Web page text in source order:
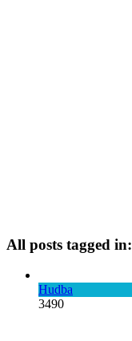
All posts tagged in:
Hudba
3490